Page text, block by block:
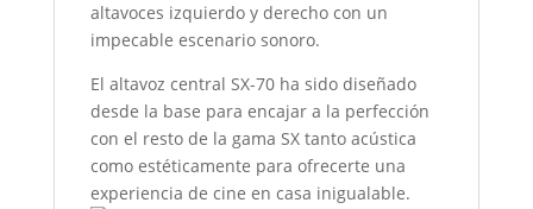
altavoces izquierdo y derecho con un
impecable escenario sonoro.
El altavoz central SX-70 ha sido diseñado
desde la base para encajar a la perfección
con el resto de la gama SX tanto acústica
como estéticamente para ofrecerte una
experiencia de cine en casa inigualable.